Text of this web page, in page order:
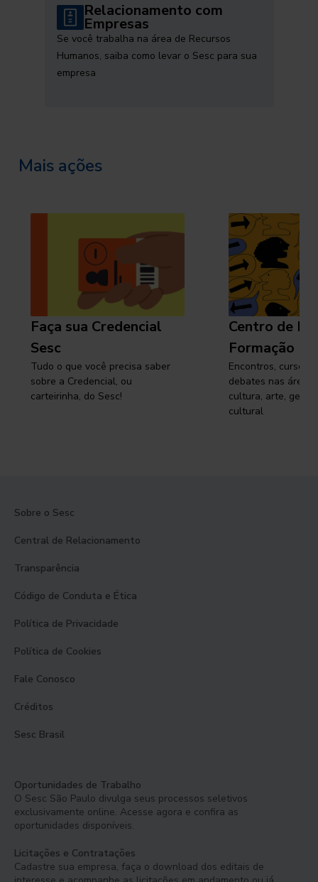
Relacionamento com
Empresas
Se você trabalha na área de Recursos
Humanos, saiba como levar o Sesc para sua
empresa
Mais ações
Faça sua Credencial
Sesc
Tudo o que você precisa saber
sobre a Credencial, ou
carteirinha, do Sesc!
Centro de
Formação
Encontros, cursos,
debates nas áreas
cultura, arte,
cultural
Sobre o Sesc
Central de Relacionamento
Transparência
Código de Conduta e Ética
Política de Privacidade
Política de Cookies
Fale Conosco
Créditos
Sesc Brasil
Oportunidades de Trabalho
O Sesc São Paulo divulga seus processos seletivos
exclusivamente online. Acesse agora e confira as
oportunidades disponíveis.
Licitações e Contratações
Cadastre sua empresa, faça o download dos editais de